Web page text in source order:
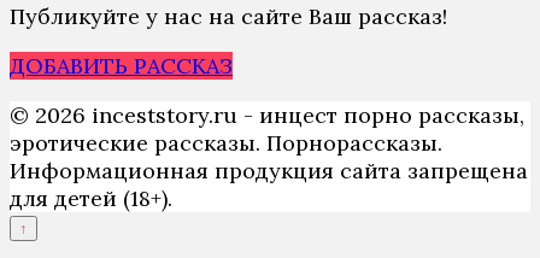
Публикуйте у нас на сайте Ваш рассказ!
ДОБАВИТЬ РАССКАЗ
© 2026 inceststory.ru - инцест порно рассказы,
эротические рассказы. Порнорассказы.
Информационная продукция сайта запрещена
для детей (18+).